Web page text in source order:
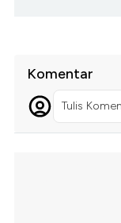
Komentar
Tulis